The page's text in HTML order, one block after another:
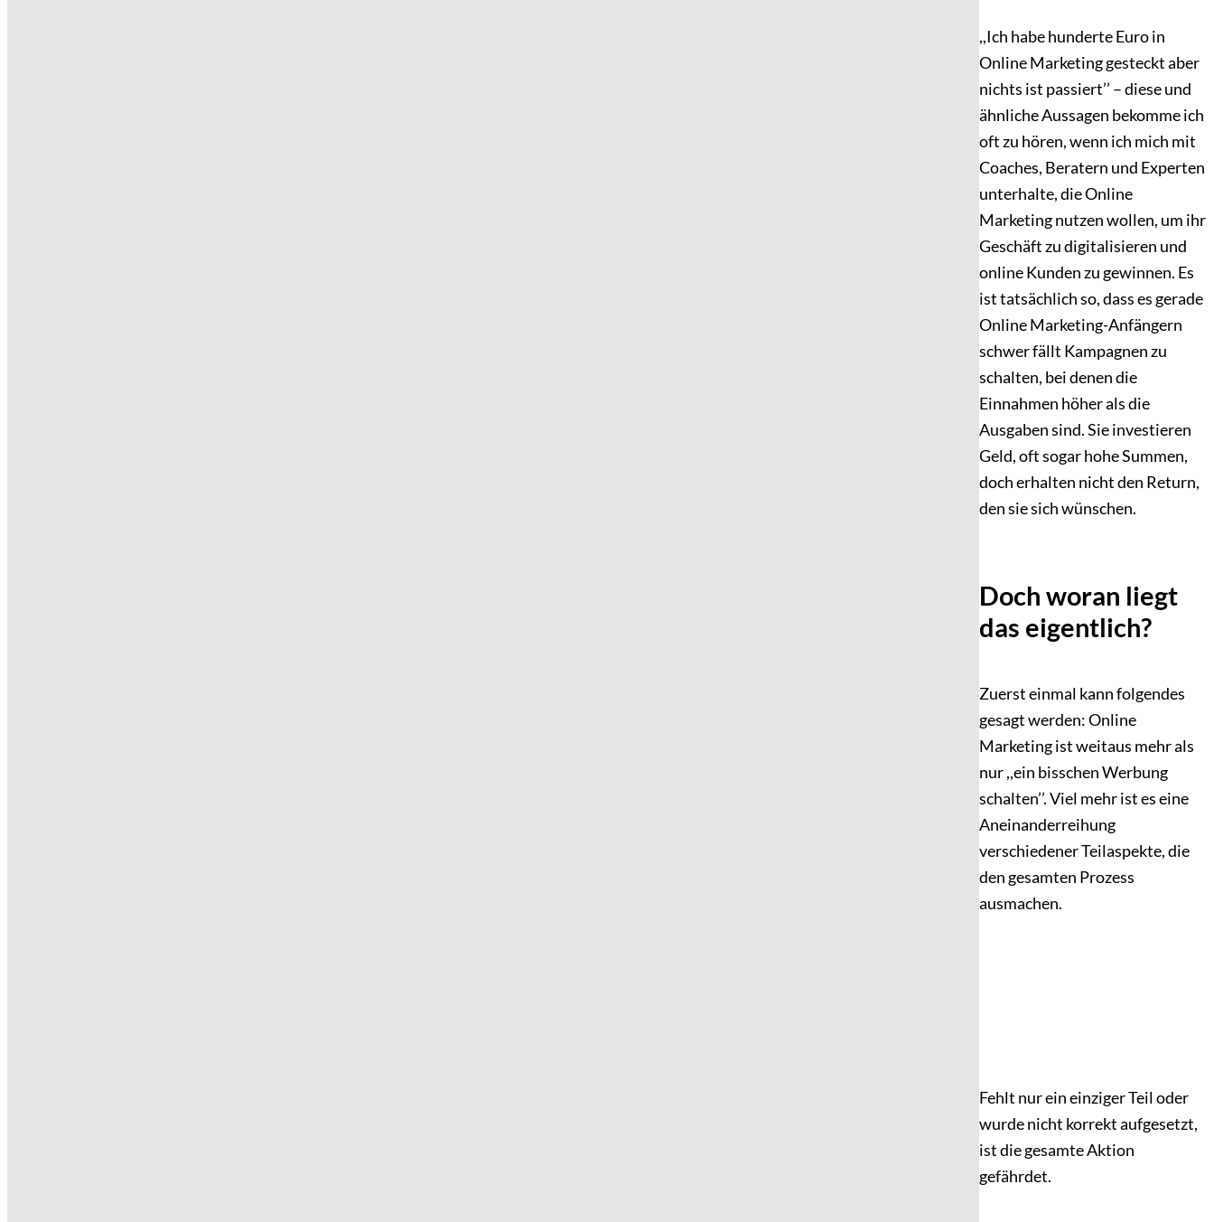
,,Ich habe hunderte Euro in
Online Marketing gesteckt aber
nichts ist passiert’’ – diese und
ähnliche Aussagen bekomme ich
oft zu hören, wenn ich mich mit
Coaches, Beratern und Experten
unterhalte, die Online
Marketing nutzen wollen, um ihr
Geschäft zu digitalisieren und
online Kunden zu gewinnen. Es
ist tatsächlich so, dass es gerade
Online Marketing-Anfängern
schwer fällt Kampagnen zu
schalten, bei denen die
Einnahmen höher als die
Ausgaben sind. Sie investieren
Geld, oft sogar hohe Summen,
doch erhalten nicht den Return,
den sie sich wünschen.
Doch woran liegt
das eigentlich?
Zuerst einmal kann folgendes
gesagt werden: Online
Marketing ist weitaus mehr als
nur ,,ein bisschen Werbung
schalten’’. Viel mehr ist es eine
Aneinanderreihung
verschiedener Teilaspekte, die
den gesamten Prozess
ausmachen.
Fehlt nur ein einziger Teil oder
wurde nicht korrekt aufgesetzt,
ist die gesamte Aktion
gefährdet.